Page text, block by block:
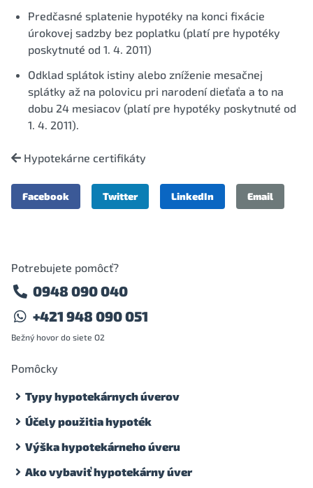
Predčasné splatenie hypotéky na konci fixácie
úrokovej sadzby bez poplatku (platí pre hypotéky
poskytnuté od 1. 4. 2011)
Odklad splátok istiny alebo zníženie mesačnej
splátky až na polovicu pri narodení dieťaťa a to na
dobu 24 mesiacov (platí pre hypotéky poskytnuté od
1. 4. 2011).
Hypotekárne certifikáty
Facebook Twitter LinkedIn Email
Potrebujete pomôcť?
0948 090 040
+421 948 090 051
Bežný hovor do siete O2
Pomôcky
Typy hypotekárnych úverov
Účely použitia hypoték
Výška hypotekárneho úveru
Ako vybaviť hypotekárny úver